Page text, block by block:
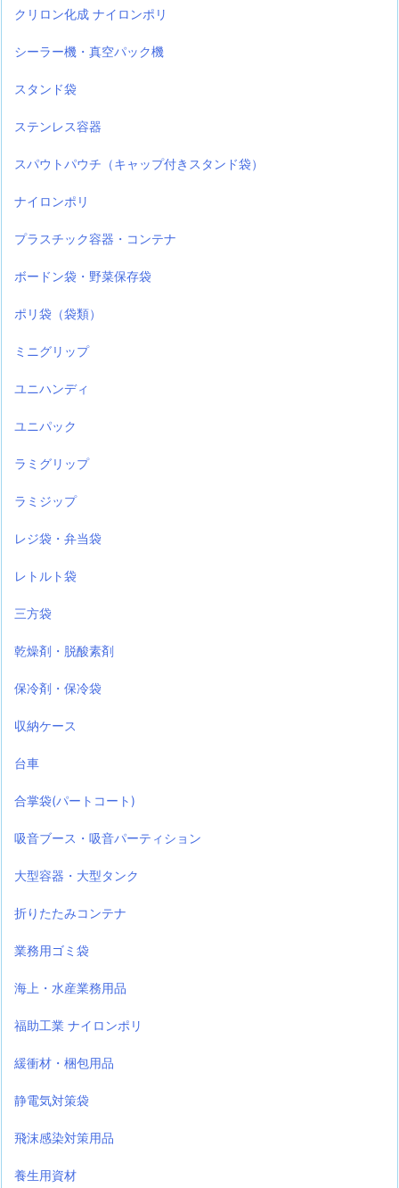
クリロン化成 ナイロンポリ
シーラー機・真空パック機
スタンド袋
ステンレス容器
スパウトパウチ（キャップ付きスタンド袋）
ナイロンポリ
プラスチック容器・コンテナ
ボードン袋・野菜保存袋
ポリ袋（袋類）
ミニグリップ
ユニハンディ
ユニパック
ラミグリップ
ラミジップ
レジ袋・弁当袋
レトルト袋
三方袋
乾燥剤・脱酸素剤
保冷剤・保冷袋
収納ケース
台車
合掌袋(パートコート)
吸音ブース・吸音パーティション
大型容器・大型タンク
折りたたみコンテナ
業務用ゴミ袋
海上・水産業務用品
福助工業 ナイロンポリ
緩衝材・梱包用品
静電気対策袋
飛沫感染対策用品
養生用資材